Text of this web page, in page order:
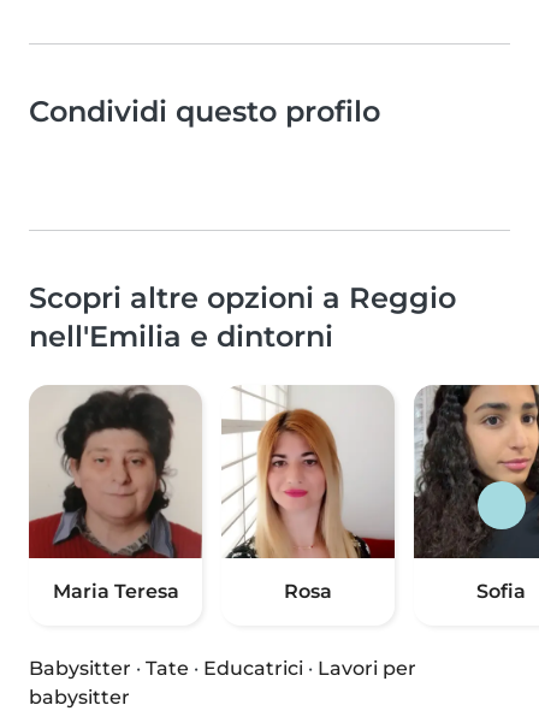
Condividi questo profilo
Scopri altre opzioni a Reggio
nell'Emilia e dintorni
Maria Teresa Rosa Sofia
Babysitter · Tate · Educatrici · Lavori per
babysitter